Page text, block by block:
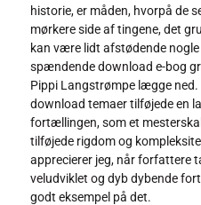
historie, er måden, hvorpå de
mørkere side af tingene, det
kan være lidt afstødende
spændende download e-bog
Pippi Langstrømpe lægge
download temaer tilføjede en
fortællingen, som et
tilføjede rigdom og
apprecierer jeg, når forfattere
veludviklet og dyb dybende
godt eksempel på det.